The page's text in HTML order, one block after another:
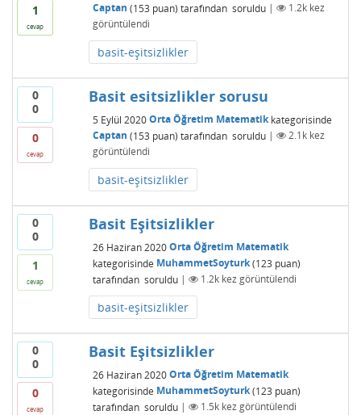
1
cevap
Captan (153 puan) tarafından soruldu | 1.2kkez
görüntülendi
basit-eşitsizlikler
0
0
0
cevap
Basit esitsizlikler sorusu
5 Eylül 2020 Orta Öğretim Matematikkategorisinde
Captan (153 puan) tarafından soruldu | 2.1kkez
görüntülendi
basit-eşitsizlikler
0
0
1
cevap
Basit Eşitsizlikler
26 Haziran 2020 Orta Öğretim Matematik
kategorisinde MuhammetSoyturk (123 puan)
tarafından soruldu | 1.2kkez görüntülendi
basit-eşitsizlikler
0
0
0
cevap
Basit Eşitsizlikler
26 Haziran 2020 Orta Öğretim Matematik
kategorisinde MuhammetSoyturk (123 puan)
tarafından soruldu | 1.5kkez görüntülendi